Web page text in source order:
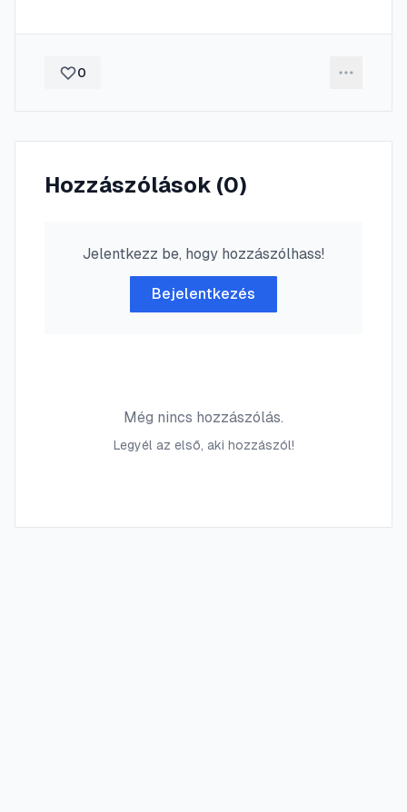
0
Hozzászólások (0)
Jelentkezz be, hogy hozzászólhass!
Bejelentkezés
Még nincs hozzászólás.
Legyél az első, aki hozzászól!